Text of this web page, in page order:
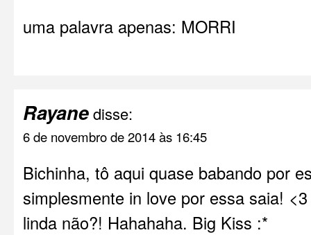
uma palavra apenas: MORRI
Rayanedisse:
6 de novembro de 2014 às 16:45
Bichinha, tô aqui quase babando por
simplesmente in love por essa saia!
linda não?! Hahahaha. Big Kiss :*